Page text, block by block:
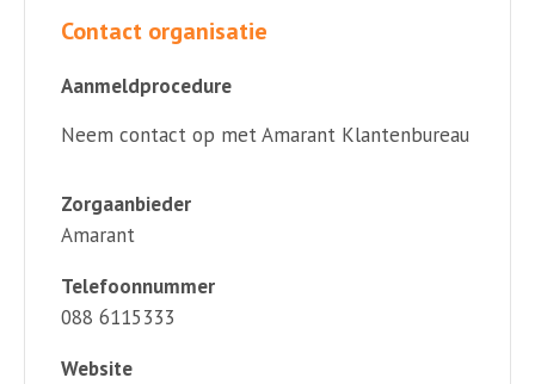
Contact organisatie
Aanmeldprocedure
Neem contact op met Amarant Klantenbureau
Zorgaanbieder
Amarant
Telefoonnummer
088 6115333
Website